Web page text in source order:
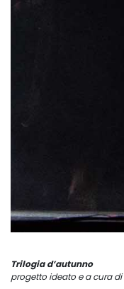
Trilogia d’autunno
progetto ideato e a cura di